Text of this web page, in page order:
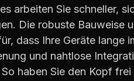
arbeiten Sie schneller,
Die robuste Bauweise
dass Ihre Geräte lange
und nahtlose
haben Sie den Kopf